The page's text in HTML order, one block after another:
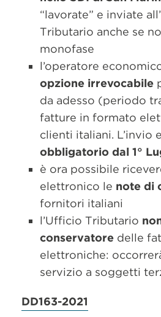
“lavorate” e inviate
Tributario anche se
monofase
l’operatore
opzione irrevocabile
da adesso (periodo
fatture in formato
clienti italiani. L’invio
obbligatorio dal 1°
è ora possibile
elettronico le note di
fornitori italiani
l’Ufficio Tributario
conservatore delle
elettroniche:
servizio a soggetti
DD163-2021